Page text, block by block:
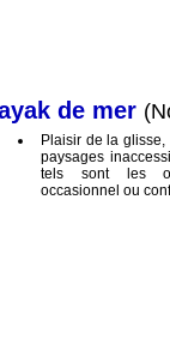
de mer
Plaisir de la
paysages
tels sont les
occasionnel ou